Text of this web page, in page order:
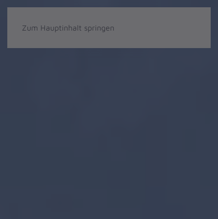
Zum Hauptinhalt springen